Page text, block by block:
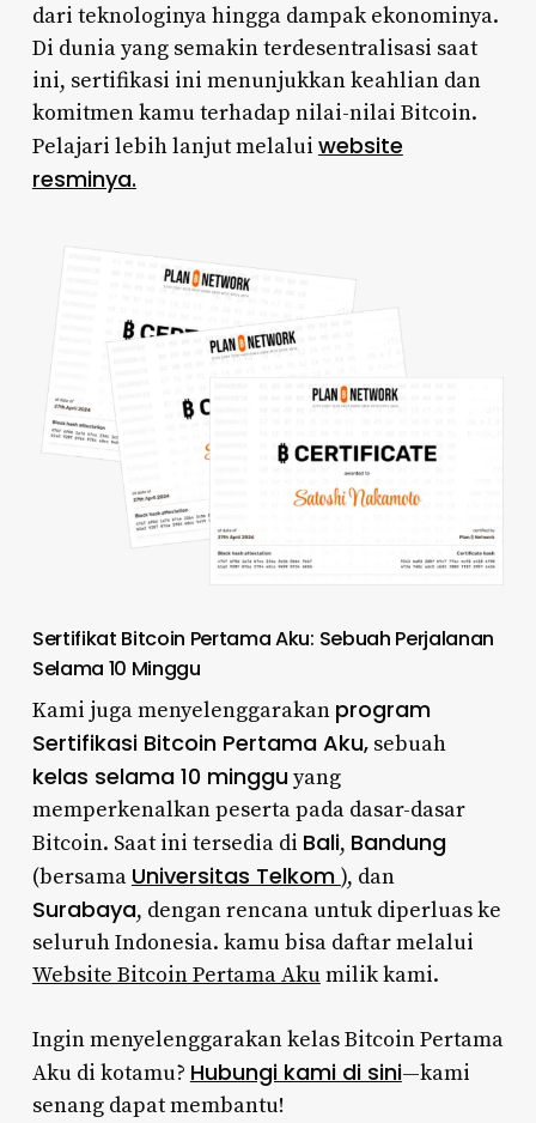
dari teknologinya hingga dampak ekonominya.
Di dunia yang semakin terdesentralisasi saat
ini, sertifikasi ini menunjukkan keahlian dan
komitmen kamu terhadap nilai-nilai Bitcoin.
Pelajari lebih lanjut melalui website
resminya.
Sertifikat Bitcoin Pertama Aku: Sebuah Perjalanan
Selama 10 Minggu
Kami juga menyelenggarakan program
Sertifikasi Bitcoin Pertama Aku,sebuah
kelas selama 10 mingguyang
memperkenalkan peserta pada dasar-dasar
Bitcoin. Saat ini tersedia di Bali, Bandung
(bersama Universitas Telkom ), dan
Surabaya, dengan rencana untuk diperluas ke
seluruh Indonesia. kamu bisa daftar melalui
Website Bitcoin Pertama Akumilik kami.
Ingin menyelenggarakan kelas Bitcoin Pertama
Aku di kotamu? Hubungi kami di sini—kami
senang dapat membantu!